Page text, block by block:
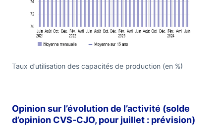
Taux d’utilisation des capacités de production (en %)
Opinion sur l’évolution de l’activité (solde
d’opinion CVS‑CJO, pour juillet : prévision)